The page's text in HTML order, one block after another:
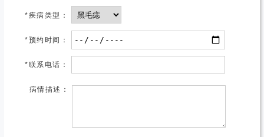
*疾病类型：
*预约时间：
*联系电话：
病情描述：